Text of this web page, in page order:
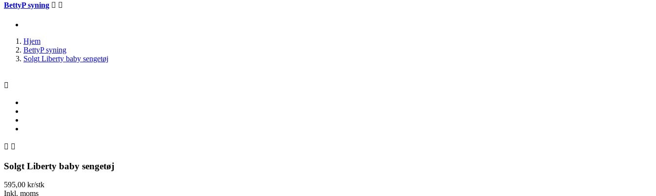
BettyP syning  
Hjem
BettyP syning
Solgt Liberty baby sengetøj

 
Solgt Liberty baby sengetøj
595,00 kr/stk
Inkl. moms